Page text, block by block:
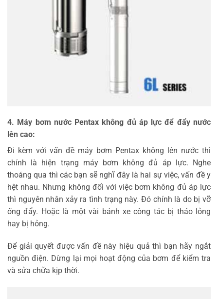
4. Máy bơm nước Pentax không đủ áp lực để đẩy nước
lên cao:
Đi kèm với vấn đề máy bơm Pentax không lên nước thì
chính là hiện trạng máy bơm không đủ áp lực. Nghe
thoáng qua thì các bạn sẽ nghĩ đây là hai sự việc, vấn đề y
hệt nhau. Nhưng không đối với việc bơm không đủ áp lực
thì nguyên nhân xảy ra tình trạng này. Đó chính là do bị vỡ
ống đẩy. Hoặc là một vài bánh xe công tác bị tháo lỏng
hay bị hỏng.
Để giải quyết được vấn đề này hiệu quả thì bạn hãy ngắt
nguồn điện. Dừng lại mọi hoạt động của bơm để kiểm tra
và sửa chữa kịp thời.